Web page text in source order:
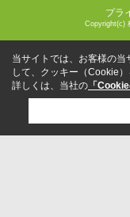
プラ
Copyright(c)
当サイトでは、お客様の当
して、クッキー（Cookie）
詳しくは、当社の 「